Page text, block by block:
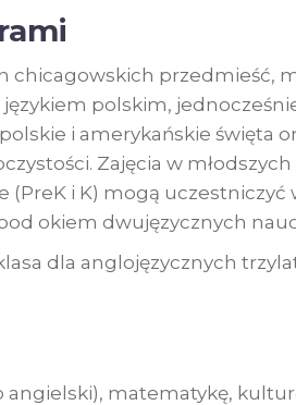
chicagowskich przedmieść,
polskim,
i amerykańskie święta
Zajęcia w
i K) mogą uczestniczyć
okiem dwujęzycznych
dla anglojęzycznych
matematykę,